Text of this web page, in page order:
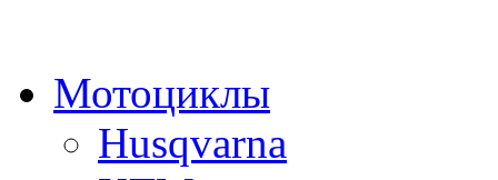
Мотоциклы
Husqvarna